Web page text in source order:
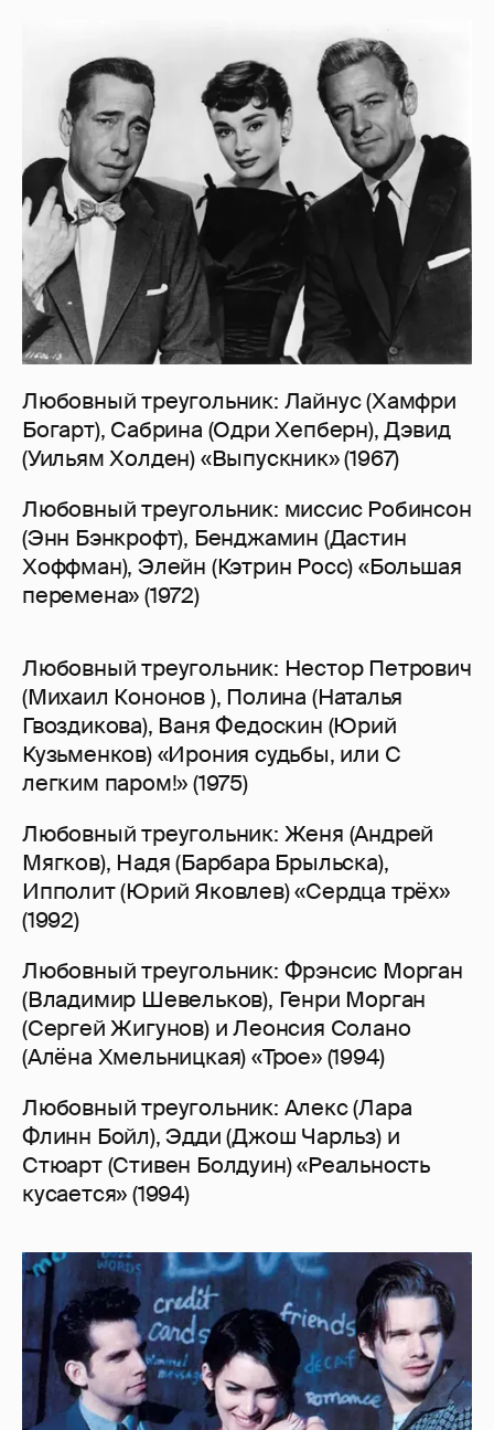
Любовный треугольник: Лайнус (Хамфри
Богарт), Сабрина (Одри Хепберн), Дэвид
(Уильям Холден) «Выпускник» (1967)
Любовный треугольник: миссис Робинсон
(Энн Бэнкрофт), Бенджамин (Дастин
Хоффман), Элейн (Кэтрин Росс) «Большая
перемена» (1972)
Любовный треугольник: Нестор Петрович
(Михаил Кононов ), Полина (Наталья
Гвоздикова), Ваня Федоскин (Юрий
Кузьменков) «Ирония судьбы, или С
легким паром!» (1975)
Любовный треугольник: Женя (Андрей
Мягков), Надя (Барбара Брыльска),
Ипполит (Юрий Яковлев) «Сердца трёх»
(1992)
Любовный треугольник: Фрэнсис Морган
(Владимир Шевельков), Генри Морган
(Сергей Жигунов) и Леонсия Солано
(Алёна Хмельницкая) «Трое» (1994)
Любовный треугольник: Алекс (Лара
Флинн Бойл), Эдди (Джош Чарльз) и
Стюарт (Стивен Болдуин) «Реальность
кусается» (1994)